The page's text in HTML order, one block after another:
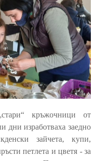
кръжочници от
дни изработваха заедно
зайчета, купи,
петлета и цветя - за